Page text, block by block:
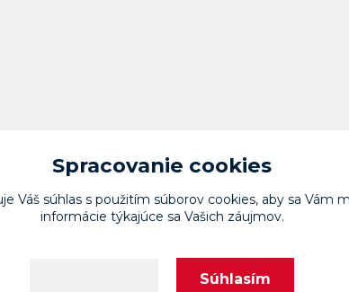
Spracovanie cookies
Váš súhlas s použitím súborov cookies, aby sa Vám
informácie týkajúce sa Vašich záujmov.
Súhlasím